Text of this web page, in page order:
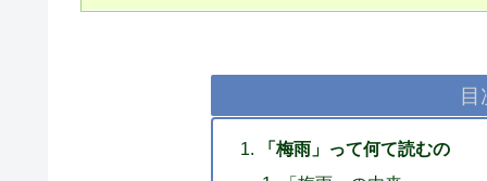
目
「梅雨」って何て読むの